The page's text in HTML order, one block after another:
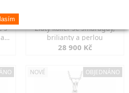
s
Zlatý kolier se smaragdy,
brilianty a perlou
28 900 Kč
NOVÉ OBJEDNÁNO